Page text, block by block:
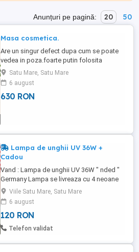
Anunțuri pe pagină: 20 50
Masa cosmetica.
Are un singur defect dupa cum se poate
vedea in poza.foarte putin folosita
Satu Mare, Satu Mare
6 august
630 RON
Lampa de unghii UV 36W +
Cadou
Vand : Lampa de unghii UV 36W " nded "
Germany Lampa se livreaza cu 4 neoane
de 9W + 4 neoane de 9W noua de rezerva.
+ cadouri ce se vede in poze . Utilizata de
cateva ori, dar in stare foarte buna e ca
nou cum se vede si in poze. ( Poze
recente 2025 ) . Lampa are suportul
Viile Satu Mare, Satu Mare
6 august
120 RON
Telefon validat